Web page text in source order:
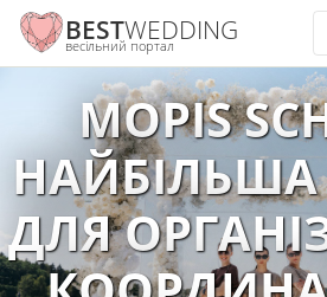
BESTWEDDING
весільний портал
MOPIS
ДЛЯ